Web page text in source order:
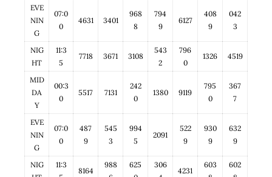
EVE
NIN
G
07:0
0
4631 3401
968
8
794
9
6127
408
9
042
3
NIG
HT
11:3
5
7718 3671 3108
543
2
796
0
1326 4519
MID
DA
Y
00:3
0
5517 7131
242
0
1380 9119
795
0
367
7
EVE
NIN
G
07:0
0
487
9
545
3
994
5
2091
522
9
930
9
632
9
NIG
11:3
8164
988
625
306
4231
603
602